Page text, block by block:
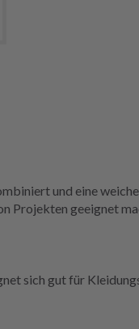
und eine
Projekten geeignet
sich gut für